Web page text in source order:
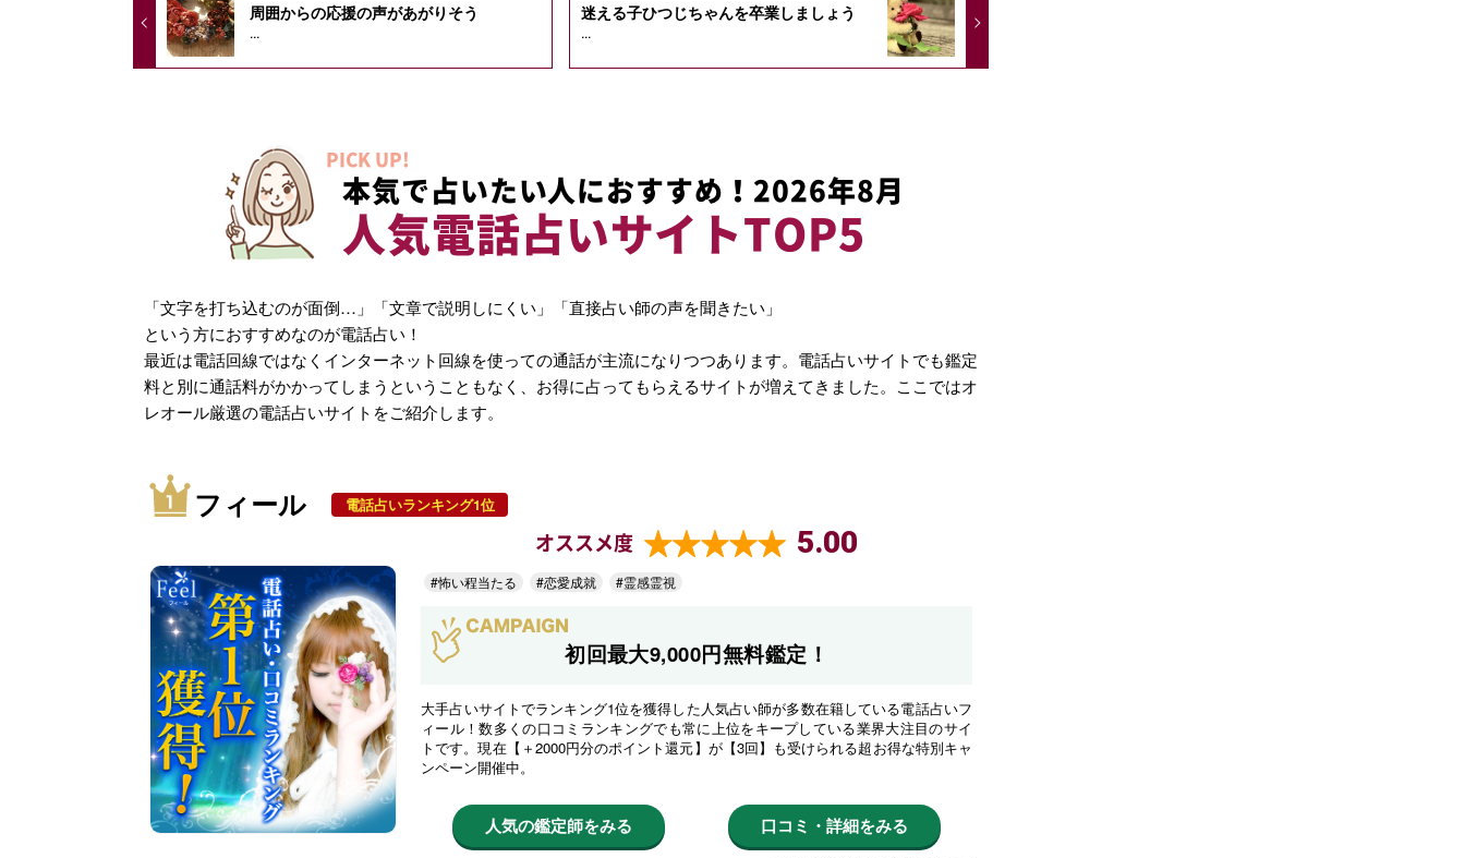
周囲からの応援の声があがりそう
...
迷える子ひつじちゃんを卒業しましょう
...
PICK UP!
本気で占いたい人におすすめ！2026年8月
人気電話占いサイトTOP5
「文字を打ち込むのが面倒…」「文章で説明しにくい」「直接占い師の声を聞きたい」
という方におすすめなのが電話占い！
最近は電話回線ではなくインターネット回線を使っての通話が主流になりつつあります。電話占いサイトでも鑑定
料と別に通話料がかかってしまうということもなく、お得に占ってもらえるサイトが増えてきました。ここではオ
レオール厳選の電話占いサイトをご紹介します。
フィール 電話占いランキング1位
オススメ度 5.00
#怖い程当たる #恋愛成就 #霊感霊視
初回最大9,000円無料鑑定！
大手占いサイトでランキング1位を獲得した人気占い師が多数在籍している電話占いフ
ィール！数多くの口コミランキングでも常に上位をキープしている業界大注目のサイ
トです。現在【＋2000円分のポイント還元】が【3回】も受けられる超お得な特別キャ
ンペーン開催中。
人気の鑑定師をみる 口コミ・詳細をみる